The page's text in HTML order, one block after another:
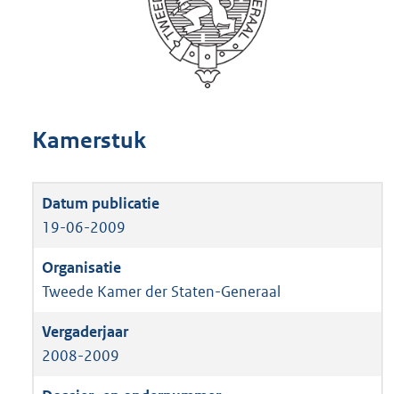
Kamerstuk
19-06-2009
Tweede Kamer der Staten-Generaal
2008-2009